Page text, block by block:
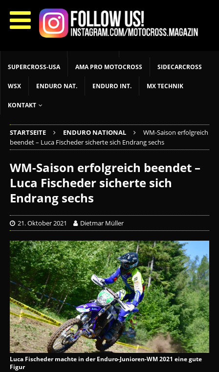
START LIVETIMING MX NEWS MX YOUTH
MX WOMEN MXGP ADAC MX MASTERS MOTOCROSS INT
SUPERCROSS-USA AMA PRO MOTOCROSS SIDECARCROSS
WSX ENDURO NAT. ENDURO INT. MX TECHNIK
KONTAKT
STARTSEITE ENDURO NATIONAL
WM-Saison erfolgreich
beendet – Luca Fischeder sicherte sich Endrang sechs
WM-Saison erfolgreich beendet –
Luca Fischeder sicherte sich
Endrang sechs
21. Oktober 2021 Dietmar Müller
Luca Fischeder machte in der Enduro-Junioren-WM 2021 eine gute
Figur